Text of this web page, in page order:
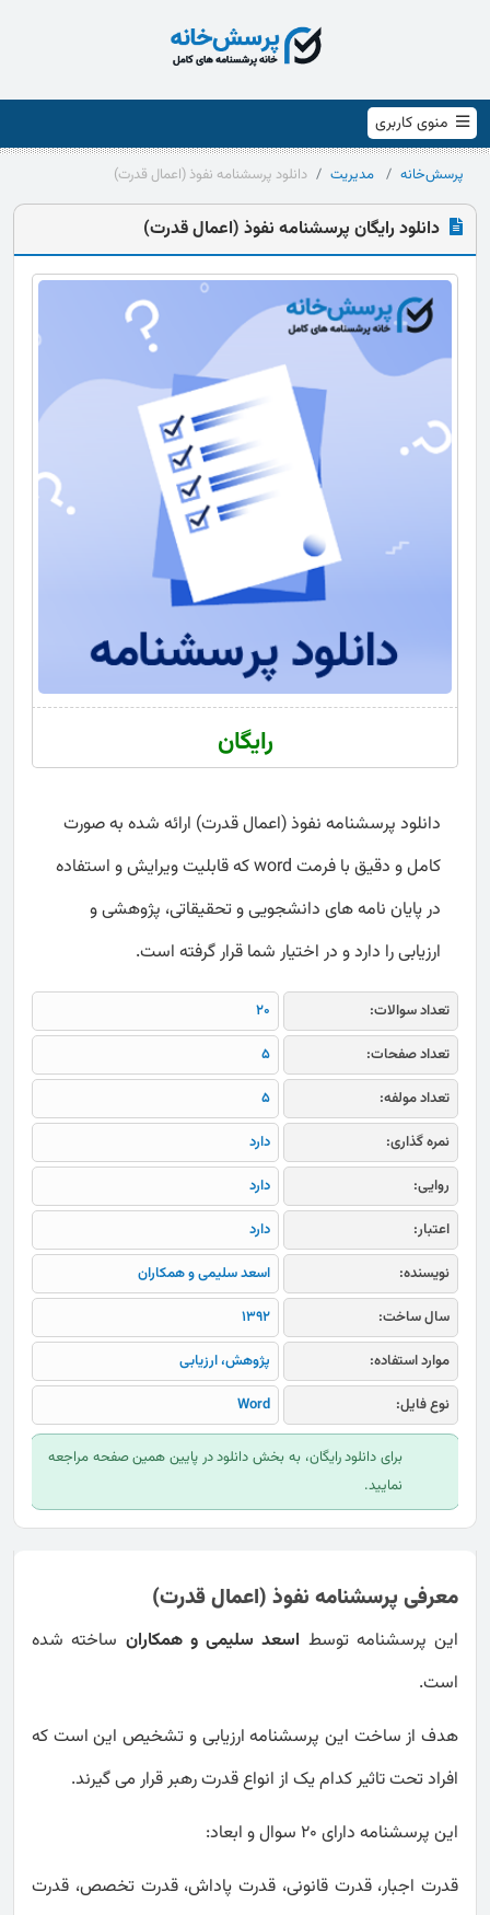
منوی کاربری
پرسش‌خانه مدیریت دانلود پرسشنامه نفوذ (اعمال قدرت)
دانلود رایگان پرسشنامه نفوذ (اعمال قدرت)
رایگان
دانلود پرسشنامه نفوذ (اعمال قدرت) ارائه شده به صورت
کامل و دقیق با فرمت word که قابلیت ویرایش و استفاده
در پایان نامه های دانشجویی و تحقیقاتی، پژوهشی و
ارزیابی را دارد و در اختیار شما قرار گرفته است.
تعداد سوالات:
20
تعداد صفحات:
5
تعداد مولفه:
5
نمره گذاری:
دارد
روایی:
دارد
اعتبار:
دارد
نویسنده:
اسعد سلیمی و همکاران
سال ساخت:
1392
موارد استفاده:
پژوهش، ارزیابی
نوع فایل:
Word
برای دانلود رایگان، به بخش دانلود در پایین همین صفحه مراجعه
نمایید.
معرفی پرسشنامه نفوذ (اعمال قدرت)
این پرسشنامه توسط اسعد سلیمی و همکاران ساخته شده
است.
هدف از ساخت این پرسشنامه ارزیابی و تشخیص این است که
افراد تحت تاثير کدام يک از انواع قدرت رهبر قرار می گيرند.
این پرسشنامه دارای 20 سوال و ابعاد:
قدرت اجبار، قدرت قانونی، قدرت پاداش، قدرت تخصص، قدرت